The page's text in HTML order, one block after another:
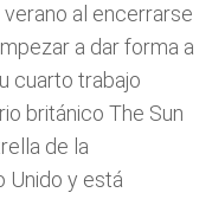
al encerrarse
a dar forma a
cuarto trabajo
británico The Sun
de la
Unido y está